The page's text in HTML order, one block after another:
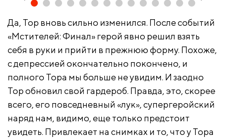
Да, Тор вновь сильно изменился. После событий
«Мстителей: Финал» герой явно решил взять
себя в руки и прийти в прежнюю форму. Похоже,
с депрессией окончательно покончено, и
полного Тора мы больше не увидим. И заодно
Тор обновил свой гардероб. Правда, это, скорее
всего, его повседневный «лук», супергеройский
наряд нам, видимо, еще только предстоит
увидеть. Привлекает на снимках и то, что у Тора